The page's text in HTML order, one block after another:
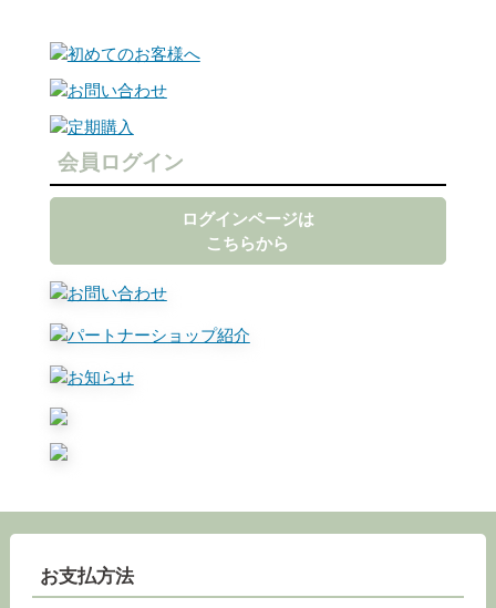
会員ログイン
ログインページは
こちらから
お支払方法